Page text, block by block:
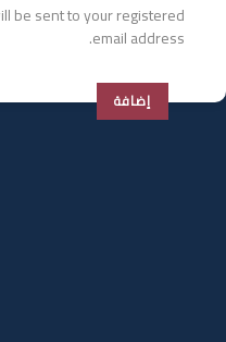
be sent to your registered
email address.